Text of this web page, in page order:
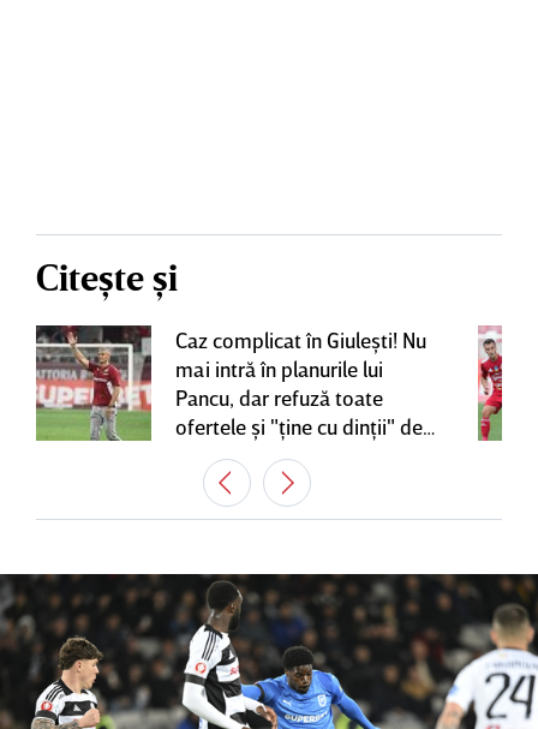
Citește și
Caz complicat în Giuleşti! Nu
mai intră în planurile lui
Pancu, dar refuză toate
ofertele şi "ţine cu dinţii" de
contractul cu Rapid